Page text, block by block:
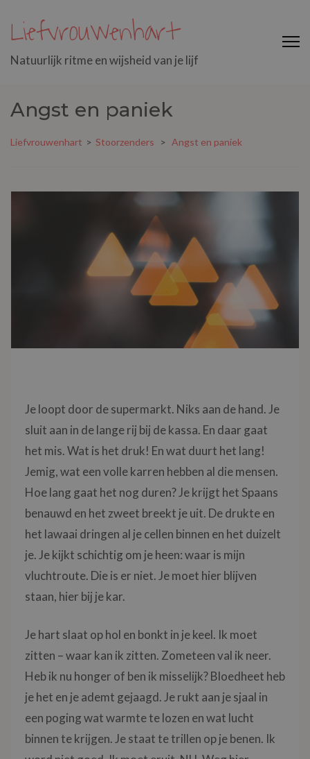
Liefvrouwenhart
Natuurlijk ritme en wijsheid van je lijf
Angst en paniek
Liefvrouwenhart > Stoorzenders > Angst en paniek
Je loopt door de supermarkt. Niks aan de hand. Je
sluit aan in de lange rij bij de kassa. En daar gaat
het mis. Wat is het druk! En wat duurt het lang!
Jemig, wat een volle karren hebben al die mensen.
Hoe lang gaat het nog duren? Je krijgt het Spaans
benauwd en het zweet breekt je uit. De drukte en
het lawaai dringen al je cellen binnen en het duizelt
je. Je kijkt schichtig om je heen: waar is mijn
vluchtroute. Die is er niet. Je moet hier blijven
staan, hier bij je kar.
Je hart slaat op hol en bonkt in je keel. Ik moet
zitten – waar kan ik zitten. Zometeen val ik neer.
Heb ik nu honger of ben ik misselijk? Bloedheet heb
je het en je ademt gejaagd. Je rukt aan je sjaal in
een poging wat warmte te lozen en wat lucht
binnen te krijgen. Je staat te trillen op je benen. Ik